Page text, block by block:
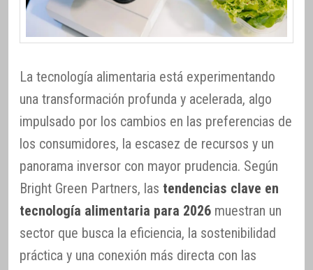
La tecnología alimentaria está experimentando
una transformación profunda y acelerada, algo
impulsado por los cambios en las preferencias de
los consumidores, la escasez de recursos y un
panorama inversor con mayor prudencia. Según
Bright Green Partners, las tendencias clave en
tecnología alimentaria para 2026 muestran un
sector que busca la eficiencia, la sostenibilidad
práctica y una conexión más directa con las